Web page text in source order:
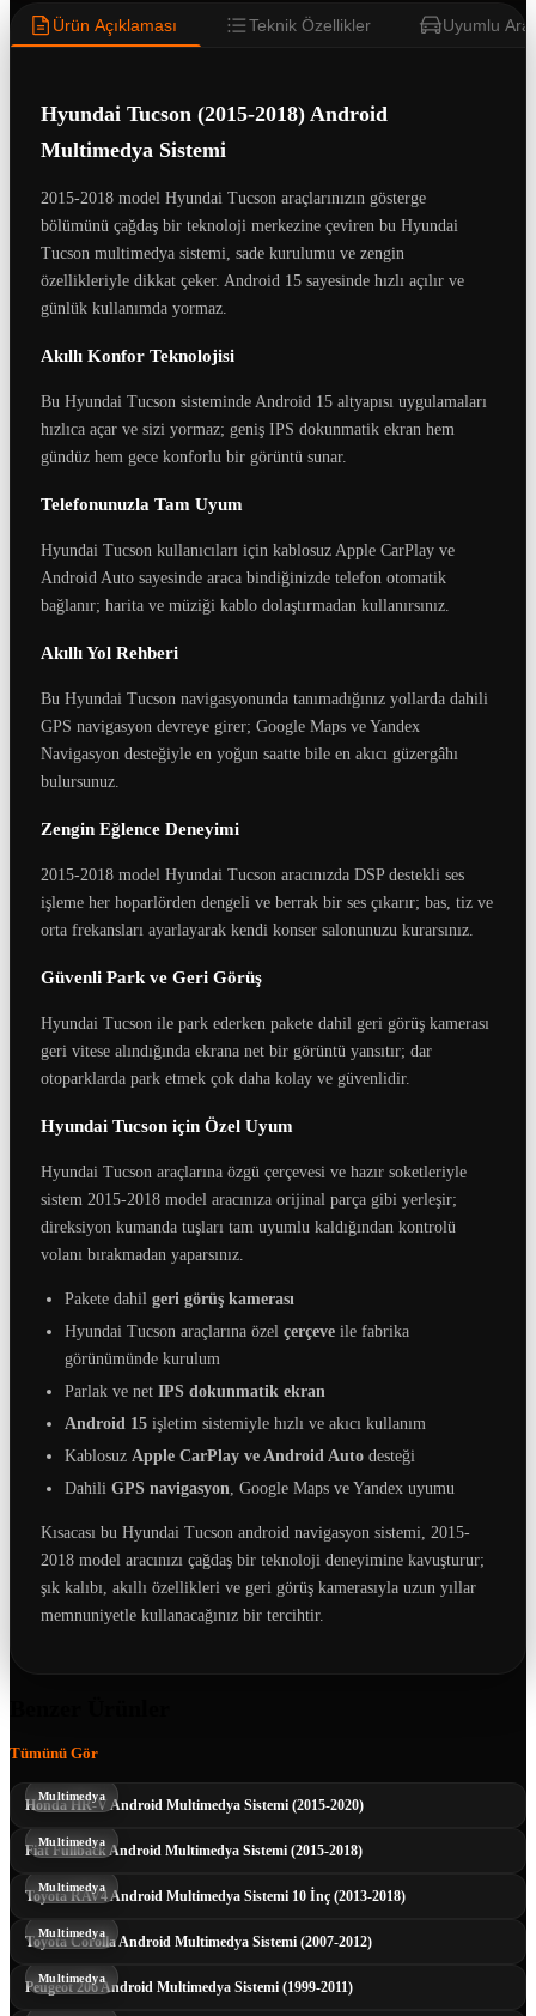
Ürün Açıklaması Teknik Özellikler Uyumlu
Hyundai Tucson (2015-2018) Android
Multimedya Sistemi
2015-2018 model Hyundai Tucson araçlarınızın gösterge
bölümünü çağdaş bir teknoloji merkezine çeviren bu Hyundai
Tucson multimedya sistemi, sade kurulumu ve zengin
özellikleriyle dikkat çeker. Android 15 sayesinde hızlı açılır ve
günlük kullanımda yormaz.
Akıllı Konfor Teknolojisi
Bu Hyundai Tucson sisteminde Android 15 altyapısı uygulamaları
hızlıca açar ve sizi yormaz; geniş IPS dokunmatik ekran hem
gündüz hem gece konforlu bir görüntü sunar.
Telefonunuzla Tam Uyum
Hyundai Tucson kullanıcıları için kablosuz Apple CarPlay ve
Android Auto sayesinde araca bindiğinizde telefon otomatik
bağlanır; harita ve müziği kablo dolaştırmadan kullanırsınız.
Akıllı Yol Rehberi
Bu Hyundai Tucson navigasyonunda tanımadığınız yollarda dahili
GPS navigasyon devreye girer; Google Maps ve Yandex
Navigasyon desteğiyle en yoğun saatte bile en akıcı güzergâhı
bulursunuz.
Zengin Eğlence Deneyimi
2015-2018 model Hyundai Tucson aracınızda DSP destekli ses
işleme her hoparlörden dengeli ve berrak bir ses çıkarır; bas, tiz ve
orta frekansları ayarlayarak kendi konser salonunuzu kurarsınız.
Güvenli Park ve Geri Görüş
Hyundai Tucson ile park ederken pakete dahil geri görüş kamerası
geri vitese alındığında ekrana net bir görüntü yansıtır; dar
otoparklarda park etmek çok daha kolay ve güvenlidir.
Hyundai Tucson için Özel Uyum
Hyundai Tucson araçlarına özgü çerçevesi ve hazır soketleriyle
sistem 2015-2018 model aracınıza orijinal parça gibi yerleşir;
direksiyon kumanda tuşları tam uyumlu kaldığından kontrolü
volanı bırakmadan yaparsınız.
Pakete dahil geri görüş kamerası
Hyundai Tucson araçlarına özel çerçeve ile fabrika
görünümünde kurulum
Parlak ve net IPS dokunmatik ekran
Android 15 işletim sistemiyle hızlı ve akıcı kullanım
Kablosuz Apple CarPlay ve Android Auto desteği
Dahili GPS navigasyon , Google Maps ve Yandex uyumu
Kısacası bu Hyundai Tucson android navigasyon sistemi, 2015-
2018 model aracınızı çağdaş bir teknoloji deneyimine kavuşturur;
şık kalıbı, akıllı özellikleri ve geri görüş kamerasıyla uzun yıllar
memnuniyetle kullanacağınız bir tercihtir.
Tümünü Gör
Honda HR-V Android Multimedya Sistemi (2015-2020)
Multimedya
Fiat Fullback Android Multimedya Sistemi (2015-2018)
Multimedya
Toyota RAV4 Android Multimedya Sistemi 10 İnç (2013-2018)
Multimedya
Toyota Corolla Android Multimedya Sistemi (2007-2012)
Multimedya
Peugeot 206 Android Multimedya Sistemi (1999-2011)
Multimedya